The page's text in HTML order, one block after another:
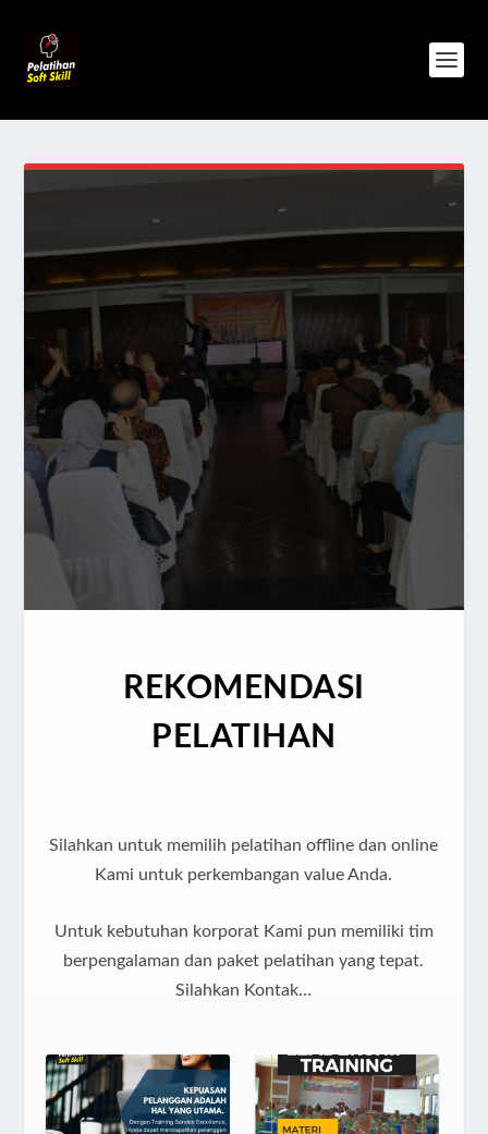
Pelatihan Soft Skill adalah portal kursus,
pelatihan dan produk yang baik untuk
pengembangan skill profesional dan
kemajuan bisnis individu dan perusahaan di
Era Digital.
REKOMENDASI
PELATIHAN
Silahkan untuk memilih pelatihan offline dan online
Kami untuk perkembangan value Anda.
Untuk kebutuhan korporat Kami pun memiliki tim
berpengalaman dan paket pelatihan yang tepat.
Silahkan Kontak…